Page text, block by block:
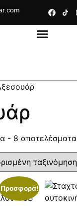
- 8 αποτελέσματα
Προσφορά!